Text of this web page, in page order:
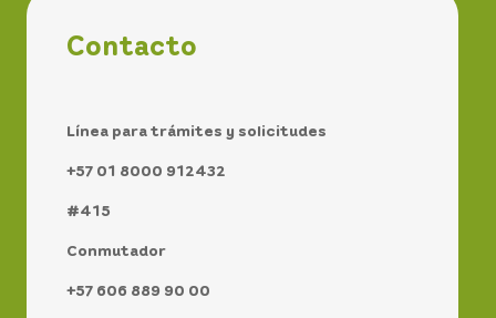
Contacto
Línea para trámites y solicitudes
+57 01 8000 912432
#415
Conmutador
+57 606 889 90 00